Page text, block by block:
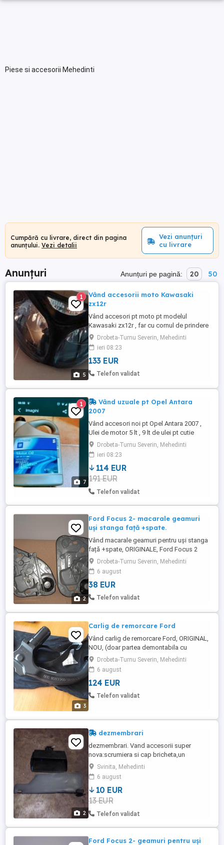
Piese si accesorii Mehedinti
Cumpără cu livrare, direct din pagina
anunțului. Vezi detalii
Vezi anunțuri
cu livrare
Anunțuri Anunțuri pe pagină: 20 50
5
1
Vând accesorii moto Kawasaki
zx12r
Vând accesori pt moto pt modelul
Kawasaki zx12r , far cu cornul de prindere
pt model Kawasaki zx12r 2000-2001 ,
carena de plastic a rezervorului cu
accesoriul acestuia , disc de frînă față cu
douo kituri de plăcuțe de frînă față , și cu
ornamentele de plastic din foto , . Se pot
Drobeta-Turnu Severin, Mehedinti
ieri 08:23
133 EUR
Telefon validat
7
1
Vând uzuale pt Opel Antara
2007
Vând accesori noi pt Opel Antara 2007 ,
Ulei de motor 5 lt , 9 lt de ulei pt cutie
automată ,plăcuțe de frînâ față-spate noi ,
filtre noi , de habitaclu ,de aeresere sub
capotă , filtre de ulei-motorină , se vând la
prețul din anunț , puțin negociabil , dar
acceptabil , sau dacă doriți acest testăr
auto ...
Drobeta-Turnu Severin, Mehedinti
ieri 08:23
114 EUR
191 EUR
Telefon validat
2
Ford Focus 2- macarale geamuri
uși stanga față +spate.
Vând macarale geamuri pentru uși stanga
față +spate, ORIGINALE, Ford Focus 2
combi, rezultate din dezmembrarea ușilor
stanga.
Drobeta-Turnu Severin, Mehedinti
6 august
38 EUR
Telefon validat
3
Carlig de remorcare Ford
Vând carlig de remorcare Ford, ORIGINAL,
NOU, (doar partea demontabila cu
accesorii - conform imaginilor)
Drobeta-Turnu Severin, Mehedinti
6 august
124 EUR
Telefon validat
2
dezmembrari
dezmembrari. Vand accesorii super
nova:scrumiera si cap bricheta,un
parasolar,lampa stop frana,3 placute
frana,rulment telescop fara si suport
casetofon/cd player
Svinita, Mehedinti
6 august
10 EUR
13 EUR
Telefon validat
Ford Focus 2- geamuri pentru uși